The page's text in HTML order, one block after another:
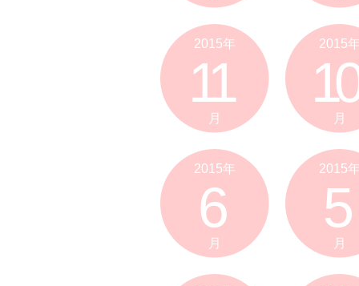
2015年
11
月
2015
10
月
2015年
6
月
2015
5
月